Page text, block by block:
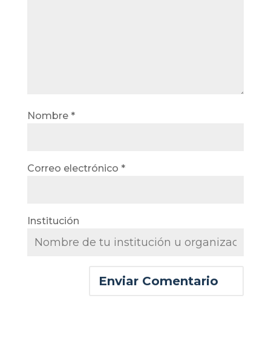
Nombre *
Correo electrónico *
Institución